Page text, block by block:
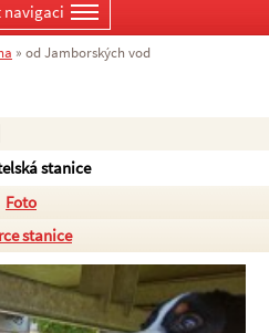
stanice
Foto
stanice
navigaci
» od Jamborských vod